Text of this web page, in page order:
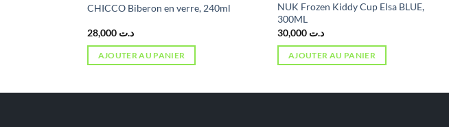
CHICCO Biberon en verre, 240ml
د.ت 28,000
AJOUTER AU PANIER
NUK Frozen Kiddy Cup Elsa BLUE,
300ML
د.ت
AJOUTER AU PANIER